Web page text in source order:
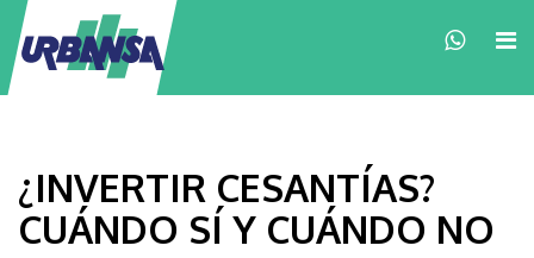
¿INVERTIR CESANTÍAS?
CUÁNDO SÍ Y CUÁNDO NO